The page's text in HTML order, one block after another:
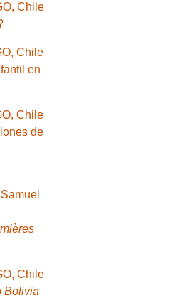
Chile
Chile
en
Chile
de
Chile
Bolivia